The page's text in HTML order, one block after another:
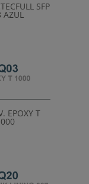
SFP
AZUL
EPOXY T